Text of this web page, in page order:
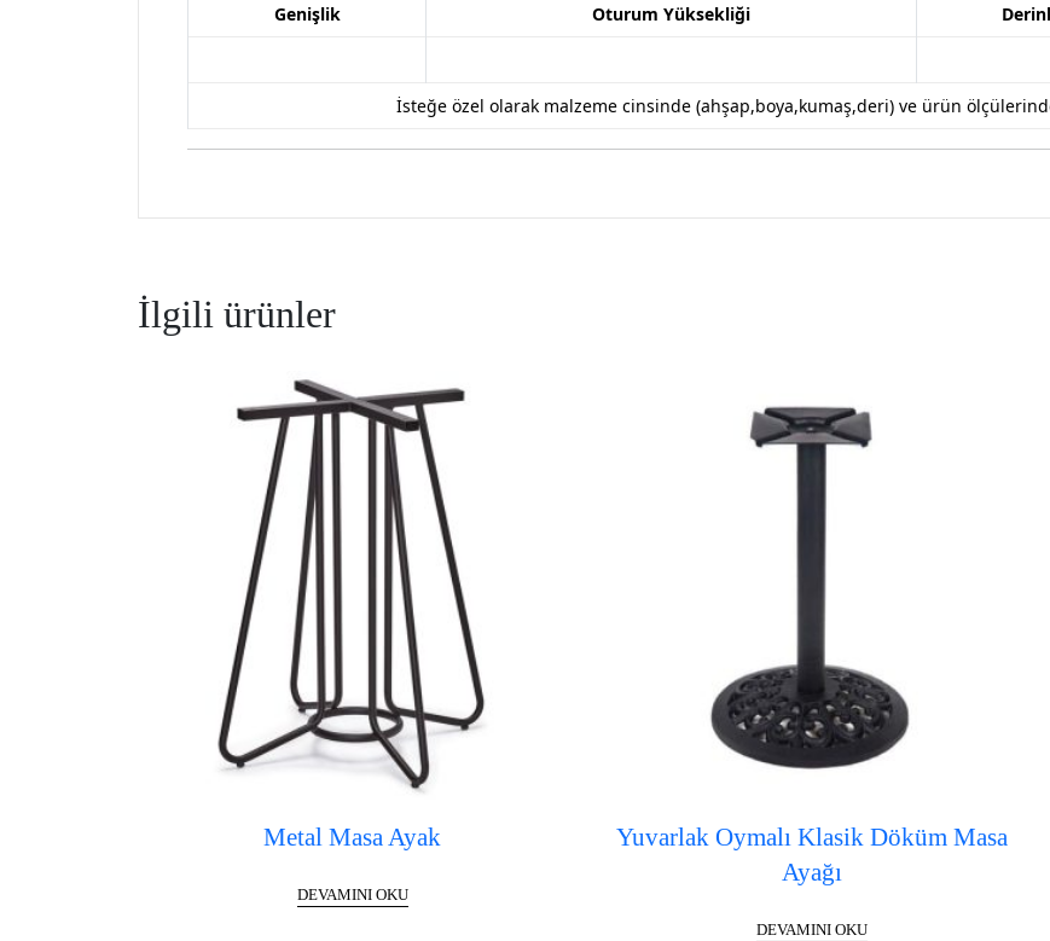
Genişlik Oturum Yüksekliği
İsteğe özel olarak malzeme cinsinde (ahşap,boya,kumaş,deri) ve ürün
İlgili ürünler
Metal Masa Ayak
DEVAMINI OKU
Yuvarlak Oymalı Klasik Döküm Masa
Ayağı
DEVAMINI OKU